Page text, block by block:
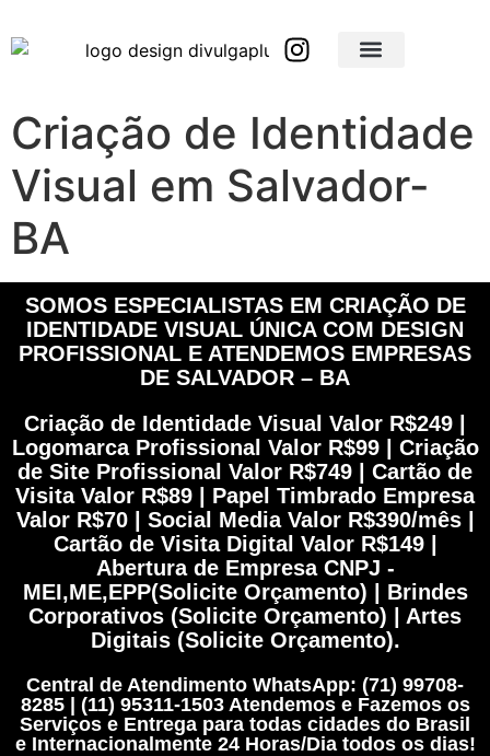
Criação de Identidade
Visual em Salvador-
BA
SOMOS ESPECIALISTAS EM CRIAÇÃO DE
IDENTIDADE VISUAL ÚNICA COM DESIGN
PROFISSIONAL E ATENDEMOS EMPRESAS
DE SALVADOR – BA
Criação de Identidade Visual Valor R$249 |
Logomarca Profissional Valor R$99 | Criação
de Site Profissional Valor R$749 | Cartão de
Visita Valor R$89 | Papel Timbrado Empresa
Valor R$70 | Social Media Valor R$390/mês |
Cartão de Visita Digital Valor R$149 |
Abertura de Empresa CNPJ -
MEI,ME,EPP(Solicite Orçamento) | Brindes
Corporativos (Solicite Orçamento) | Artes
Digitais (Solicite Orçamento).
Central de Atendimento WhatsApp: (71) 99708-
8285 | (11) 95311-1503 Atendemos e Fazemos os
Serviços e Entrega para todas cidades do Brasil
e Internacionalmente 24 Horas/Dia todos os dias!